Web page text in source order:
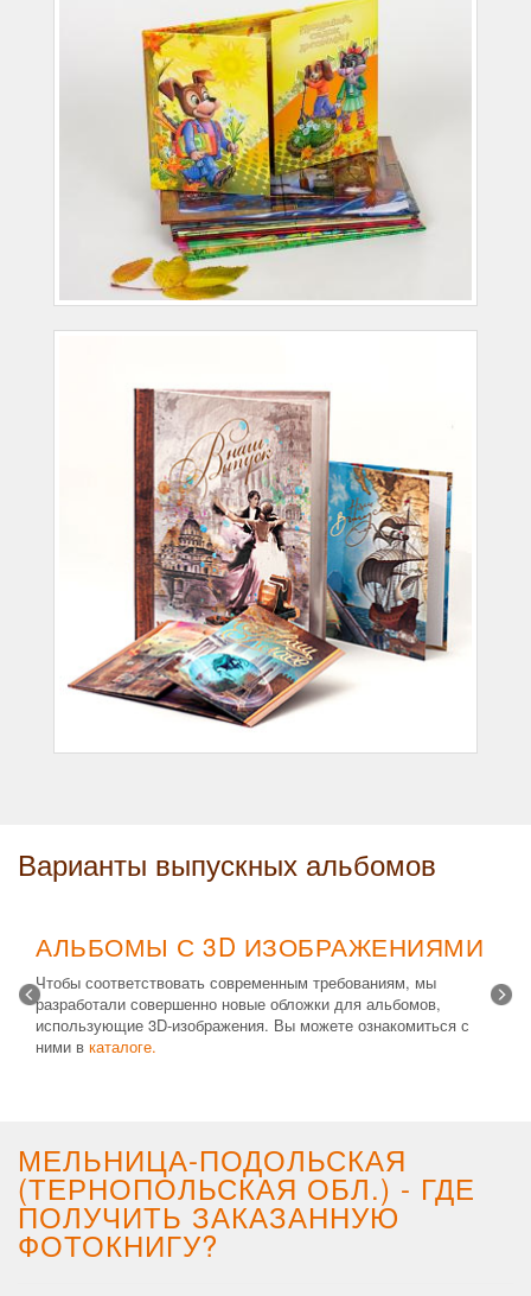
Варианты выпускных альбомов
АЛЬБОМЫ С 3D ИЗОБРАЖЕНИЯМИ
Чтобы соответствовать современным требованиям, мы
разработали совершенно новые обложки для альбомов,
использующие 3D-изображения. Вы можете ознакомиться с
ними в каталоге.
МЕЛЬНИЦА-ПОДОЛЬСКАЯ
(ТЕРНОПОЛЬСКАЯ ОБЛ.) - ГДЕ
ПОЛУЧИТЬ ЗАКАЗАННУЮ
ФОТОКНИГУ?